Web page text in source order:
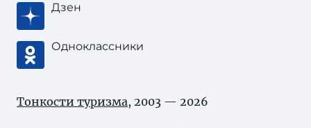
Дзен
Одноклассники
Тонкости туризма, 2003 — 2026